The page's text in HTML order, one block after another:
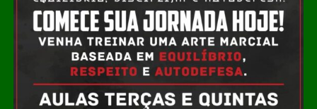
integra soluções de acessibilidade ao seu layout; “A
Poética do Ritmo”, de Isabella Nalon, concebido para
receber visitantes por meio de elevador; e a Casa da
Marcenaria Brasileira, de João Panaggio, equipada com
plataforma elevatória para percursos completos. Outros
ambientes, como o banheiro Galeria (Carlos Navarro) e o